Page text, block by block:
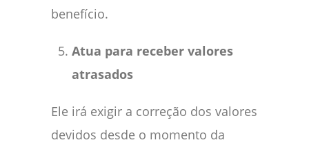
benefício.
Atua para receber valores
atrasados
Ele irá exigir a correção dos valores
devidos desde o momento da